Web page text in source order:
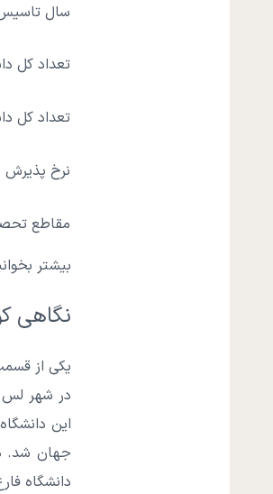
سال
تعداد کل
تعداد کل
نرخ پذیرش
مقاطع
بیشتر
نگاهی
یکی از
در شهر لس
دانشگاه